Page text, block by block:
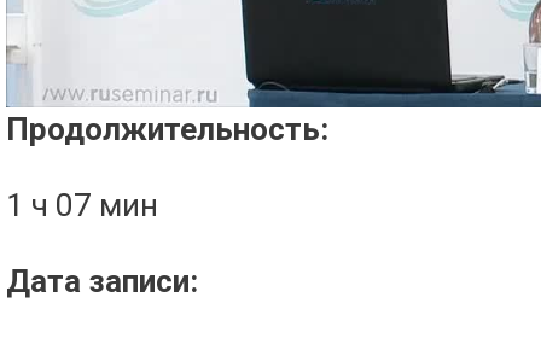
Продолжительность:
1 ч 07 мин
Дата записи: